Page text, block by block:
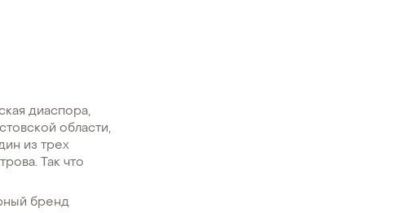
диаспора,
области,
из трех
Так что
бренд